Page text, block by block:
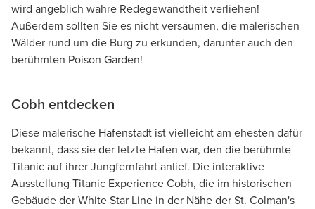
wird angeblich wahre Redegewandtheit verliehen!
Außerdem sollten Sie es nicht versäumen, die malerischen
Wälder rund um die Burg zu erkunden, darunter auch den
berühmten Poison Garden!
Cobh entdecken
Diese malerische Hafenstadt ist vielleicht am ehesten dafür
bekannt, dass sie der letzte Hafen war, den die berühmte
Titanic auf ihrer Jungfernfahrt anlief. Die interaktive
Ausstellung Titanic Experience Cobh, die im historischen
Gebäude der White Star Line in der Nähe der St. Colman's